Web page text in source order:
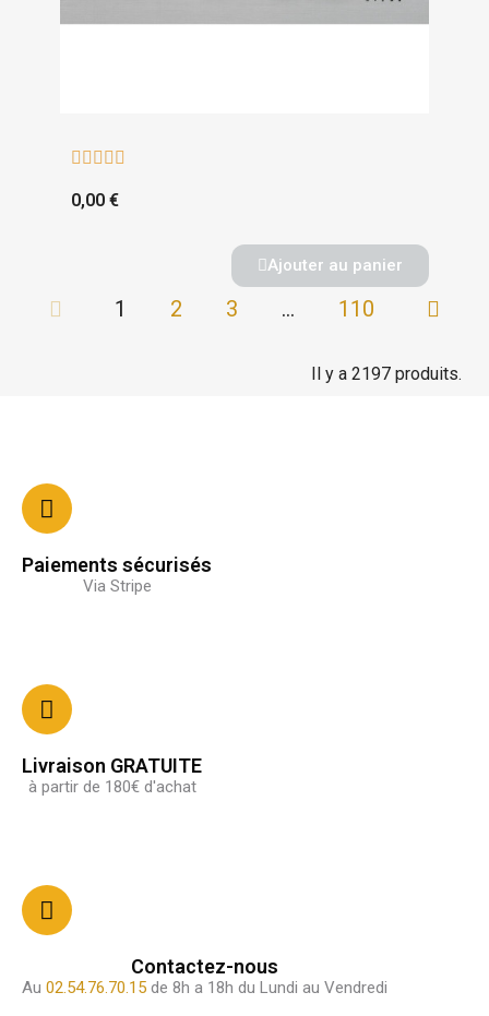
    
0,00 €
Ajouter au panier
1 2 3 … 110
Il y a 2197 produits.
Paiements sécurisés
Via Stripe
Livraison GRATUITE
à partir de 180€ d'achat
Contactez-nous
Au 02.54.76.70.15 de 8h a 18h du Lundi au Vendredi